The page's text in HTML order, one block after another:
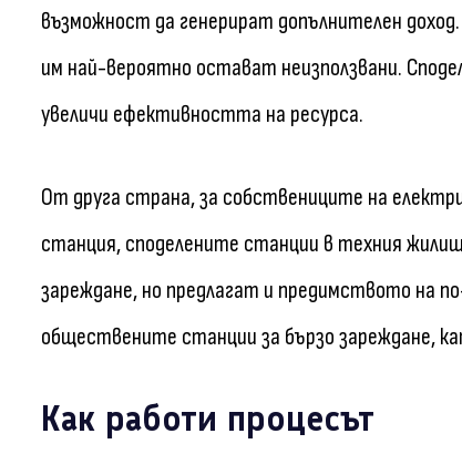
възможност да генерират допълнителен
им най-вероятно остават неизползвани.
увеличи ефективността на ресурса.
От друга страна, за собствениците на
станция, споделените станции в техния
зареждане, но предлагат и предимството на
обществените станции за бързо зареждане,
Как работи процесът